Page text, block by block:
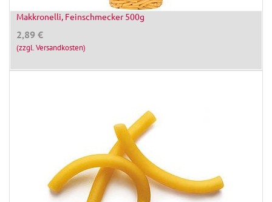
Makkronelli, Feinschmecker 500g
2,89 €
(zzgl. Versandkosten)